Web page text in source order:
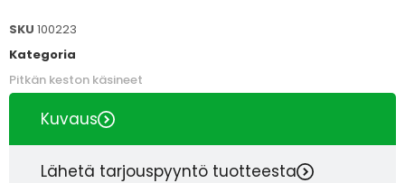
SKU 100223
Kategoria
Pitkän keston käsineet
Kuvaus
Lähetä tarjouspyyntö tuotteesta